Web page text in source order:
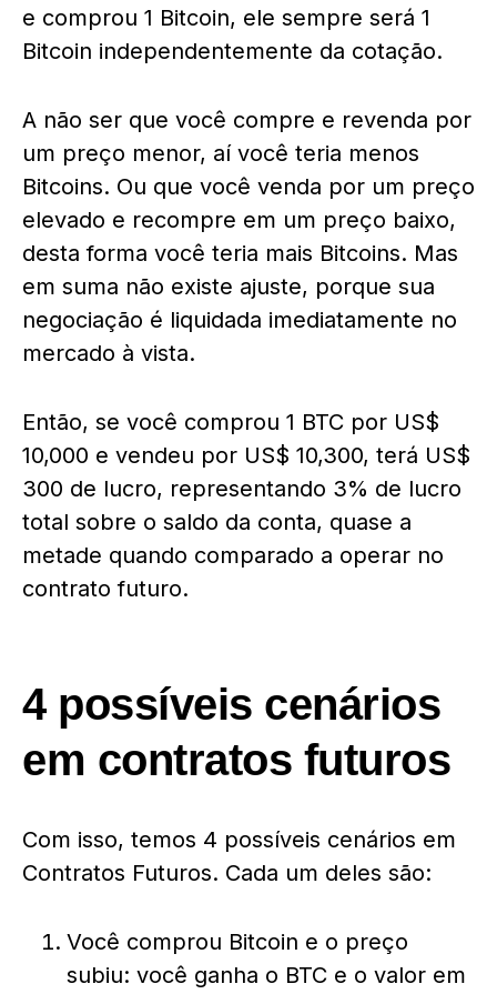
e comprou 1 Bitcoin, ele sempre será 1
Bitcoin independentemente da cotação.
A não ser que você compre e revenda por
um preço menor, aí você teria menos
Bitcoins. Ou que você venda por um preço
elevado e recompre em um preço baixo,
desta forma você teria mais Bitcoins. Mas
em suma não existe ajuste, porque sua
negociação é liquidada imediatamente no
mercado à vista.
Então, se você comprou 1 BTC por US$
10,000 e vendeu por US$ 10,300, terá US$
300 de lucro, representando 3% de lucro
total sobre o saldo da conta, quase a
metade quando comparado a operar no
contrato futuro.
4 possíveis cenários
em contratos futuros
Com isso, temos 4 possíveis cenários em
Contratos Futuros. Cada um deles são:
Você comprou Bitcoin e o preço
subiu: você ganha o BTC e o valor em